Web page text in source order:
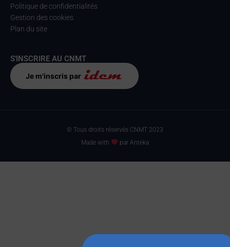
Politique de confidentialités
Gestion des cookies
Plan du site
S'INSCRIRE AU CNMT
Je m'inscris par
© Tous droits réservés CNMT 2023
Made with
par Anteka